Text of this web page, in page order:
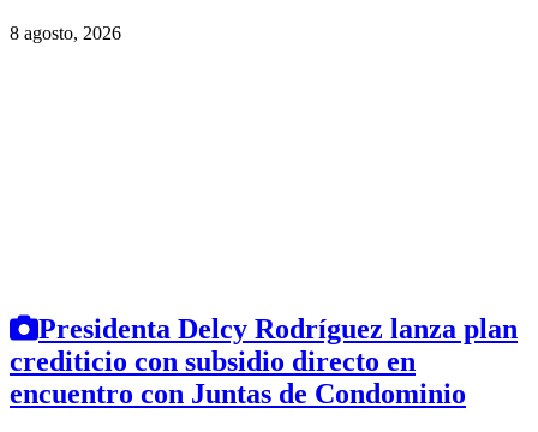
8 agosto, 2026
Presidenta Delcy Rodríguez lanza plan
crediticio con subsidio directo en
encuentro con Juntas de Condominio